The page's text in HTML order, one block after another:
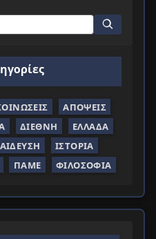
ΑΠΌΨΕΙΣ
ΔΙΕΘΝΉ
ΕΛΛΆΔΑ
ΙΣΤΟΡΊΑ
ΠΑΜΕ ΦΙΛΟΣΟΦΊΑ